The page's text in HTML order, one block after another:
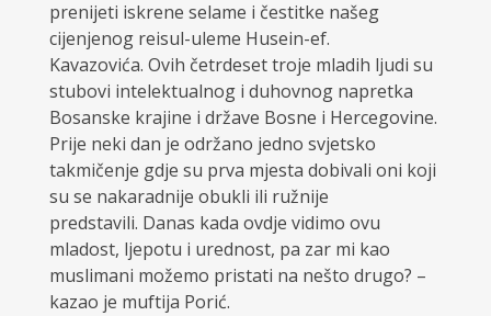
prenijeti iskrene selame i čestitke našeg
cijenjenog reisul-uleme Husein-ef.
Kavazovića. Ovih četrdeset troje mladih ljudi su
stubovi intelektualnog i duhovnog napretka
Bosanske krajine i države Bosne i Hercegovine.
Prije neki dan je održano jedno svjetsko
takmičenje gdje su prva mjesta dobivali oni koji
su se nakaradnije obukli ili ružnije
predstavili. Danas kada ovdje vidimo ovu
mladost, ljepotu i urednost, pa zar mi kao
muslimani možemo pristati na nešto drugo? –
kazao je muftija Porić.